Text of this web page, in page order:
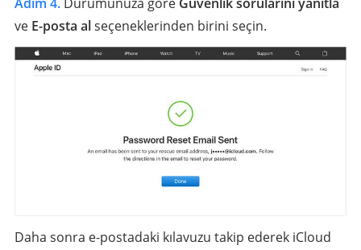
ve E-posta alseçeneklerinden birini seçin.
Daha sonra e-postadaki kılavuzu takip ederek iCloud